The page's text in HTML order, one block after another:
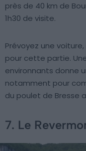
près de 40 km de
1h30 de visite.
Prévoyez une
pour cette partie.
environnants donne
notamment pour
du poulet de Bresse
7. Le